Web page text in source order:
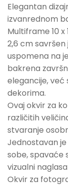
Elegantan
izvanrednom
Multiframe 10 x
2,6 cm savršen
uspomena na
bakrena
elegancije, već
dekorima.
Ovaj okvir za
različitih
stvaranje
Jednostavan
sobe, spavaće
vizualni
Okvir za